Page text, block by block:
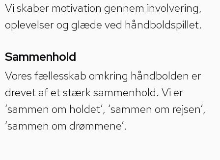
Vi skaber motivation gennem involvering,
oplevelser og glæde ved håndboldspillet.
Sammenhold
Vores fællesskab omkring håndbolden er
drevet af et stærk sammenhold. Vi er
‘sammen om holdet’, ‘sammen om rejsen’,
‘sammen om drømmene’.